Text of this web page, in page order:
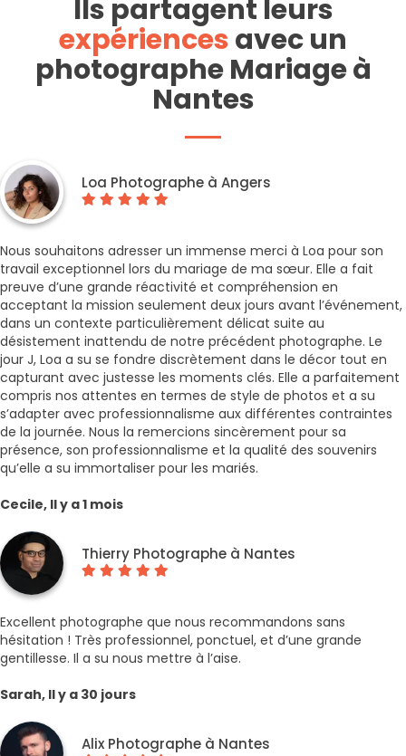
Ils partagent leurs
expériencesavec un
photographe Mariage à
Nantes
Loa Photographe à Angers
Nous souhaitons adresser un immense merci à Loa pour son
travail exceptionnel lors du mariage de ma sœur. Elle a fait
preuve d’une grande réactivité et compréhension en
acceptant la mission seulement deux jours avant l’événement,
dans un contexte particulièrement délicat suite au
désistement inattendu de notre précédent photographe. Le
jour J, Loa a su se fondre discrètement dans le décor tout en
capturant avec justesse les moments clés. Elle a parfaitement
compris nos attentes en termes de style de photos et a su
s’adapter avec professionnalisme aux différentes contraintes
de la journée. Nous la remercions sincèrement pour sa
présence, son professionnalisme et la qualité des souvenirs
qu’elle a su immortaliser pour les mariés.
Cecile, Il y a 1 mois
Thierry Photographe à Nantes
Excellent photographe que nous recommandons sans
hésitation ! Très professionnel, ponctuel, et d’une grande
gentillesse. Il a su nous mettre à l’aise.
Sarah, Il y a 30 jours
Alix Photographe à Nantes